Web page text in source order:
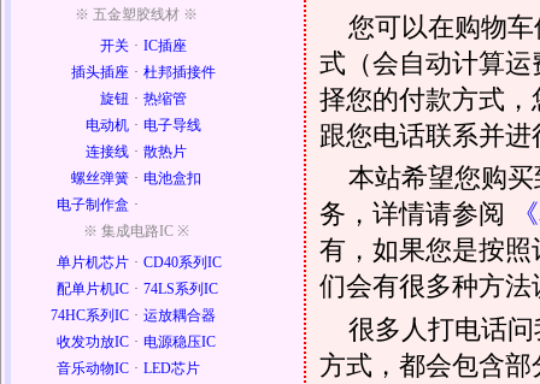
※ 五金塑胶线材 ※
开关 · IC插座
插头插座 · 杜邦插接件
旋钮 · 热缩管
电动机 · 电子导线
连接线 · 散热片
螺丝弹簧 · 电池盒扣
电子制作盒 ·
※ 集成电路IC ※
单片机芯片 · CD40系列IC
配单片机IC · 74LS系列IC
74HC系列IC · 运放耦合器
收发功放IC · 电源稳压IC
音乐动物IC · LED芯片
您可以在购物
式（会自动计算
择您的付款方式
跟您电话联系并
本站希望您购
务，详情请参阅
有，如果您是按
们会有很多种方
很多人打电话
方式，都会包含